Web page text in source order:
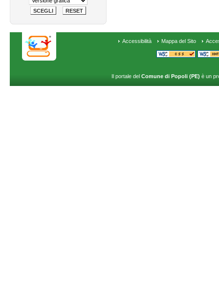
Accessibilità Mappa del Sito
Il portale del Comune di Popoli (PE) è un